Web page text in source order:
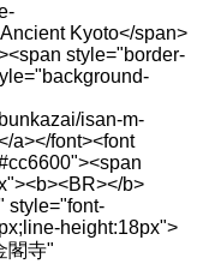
Kyoto</span>
style="border-
isan-m-
a></font><font
b>
style="font-
height:18px">
閣寺"